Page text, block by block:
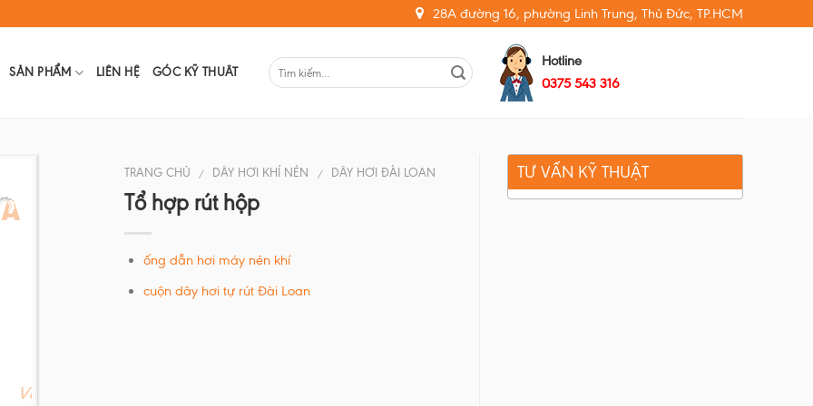
28A đường 16, phường Linh Trung, Thủ Đức, TP.HCM
SẢN PHẨM LIÊN HỆ GÓC KỸ THUÂT
Hotline
0375 543 316
TRANG CHỦ / DÂY HƠI KHÍ NÉN / DÂY HƠI ĐÀI LOAN
Tổ hợp rút hộp
ống dẫn hơi máy nén khí
cuộn dây hơi tự rút Đài Loan
TƯ VẤN KỸ THUẬT